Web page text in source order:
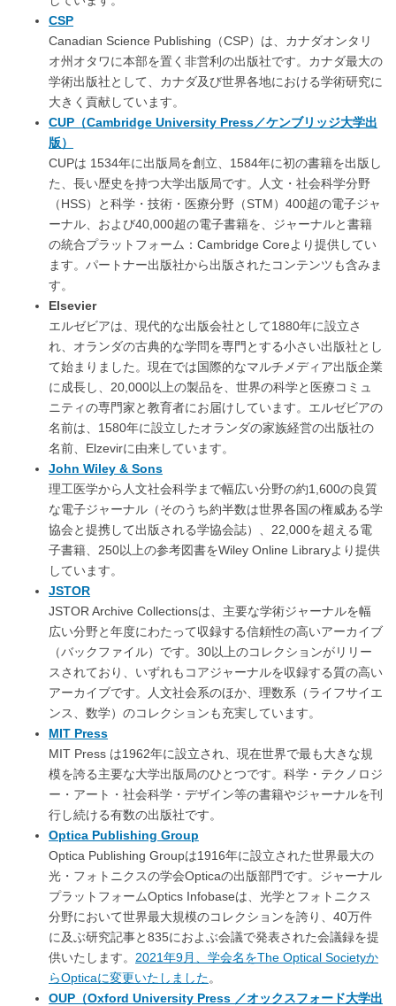
CSP
Canadian Science Publishing（CSP）は、カナダオンタリ
オ州オタワに本部を置く非営利の出版社です。カナダ最大の
学術出版社として、カナダ及び世界各地における学術研究に
大きく貢献しています。
CUP（Cambridge University Press／ケンブリッジ大学出
版）
CUPは 1534年に出版局を創立、1584年に初の書籍を出版し
た、長い歴史を持つ大学出版局です。人文・社会科学分野
（HSS）と科学・技術・医療分野（STM）400超の電子ジャ
ーナル、および40,000超の電子書籍を、ジャーナルと書籍
の統合プラットフォーム：Cambridge Coreより提供してい
ます。パートナー出版社から出版されたコンテンツも含みま
す。
Elsevier
エルゼビアは、現代的な出版会社として1880年に設立さ
れ、オランダの古典的な学問を専門とする小さい出版社とし
て始まりました。現在では国際的なマルチメディア出版企業
に成長し、20,000以上の製品を、世界の科学と医療コミュ
ニティの専門家と教育者にお届けしています。エルゼビアの
名前は、1580年に設立したオランダの家族経営の出版社の
名前、Elzevirに由来しています。
John Wiley & Sons
理工医学から人文社会科学まで幅広い分野の約1,600の良質
な電子ジャーナル（そのうち約半数は世界各国の権威ある学
協会と提携して出版される学協会誌）、22,000を超える電
子書籍、250以上の参考図書をWiley Online Libraryより提供
しています。
JSTOR
JSTOR Archive Collectionsは、主要な学術ジャーナルを幅
広い分野と年度にわたって収録する信頼性の高いアーカイブ
（バックファイル）です。30以上のコレクションがリリー
スされており、いずれもコアジャーナルを収録する質の高い
アーカイブです。人文社会系のほか、理数系（ライフサイエ
ンス、数学）のコレクションも充実しています。
MIT Press
MIT Press は1962年に設立され、現在世界で最も大きな規
模を誇る主要な大学出版局のひとつです。科学・テクノロジ
ー・アート・社会科学・デザイン等の書籍やジャーナルを刊
行し続ける有数の出版社です。
Optica Publishing Group
Optica Publishing Groupは1916年に設立された世界最大の
光・フォトニクスの学会Opticaの出版部門です。ジャーナル
プラットフォームOptics Infobaseは、光学とフォトニクス
分野において世界最大規模のコレクションを誇り、40万件
に及ぶ研究記事と835におよぶ会議で発表された会議録を提
供いたします。 2021年9月、学会名をThe Optical Societyか
らOpticaに変更いたしました。
OUP（Oxford University Press ／オックスフォード大学出